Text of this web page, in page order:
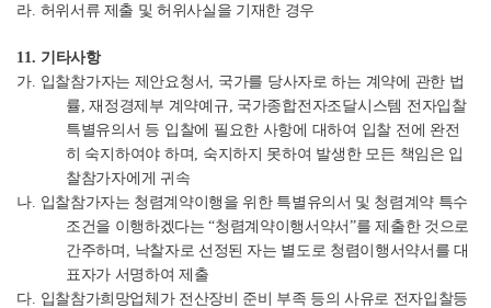
라. 허위서류 제출 및 허위사실을 기재한 경우
11. 기타사항
가. 입찰참가자는 제안요청서
국가를 당사자로 하는 계약에 관한 법
률 ,재정경제부 계약예규 국가종합전자조달시스템 전자입찰
특별유의서 등 입찰에 필요한 사항에 대하여 입찰 전에 완전
히 숙지하여야 하며
숙지하지 못하여 발생한 모든 책임은 입
찰참가자에게 귀속
나. 입찰참가자는 청렴계약이행을 위한 특별유의서 및 청렴계약 특수
조건을 이행하겠다는“청렴계약이행서약서”를 제출한 것으로
간주하며
낙찰자로 선정된 자는 별도로 청렴이행서약서를 대
표자가 서명하여 제출
다. 입찰참가희망업체가 전산장비 준비 부족 등의 사유로 전자입찰등